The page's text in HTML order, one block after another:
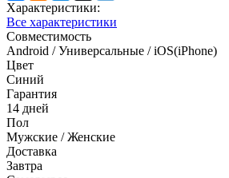
Характеристики:
Все характеристики
Совместимость
Android / Универсальные / iOS(iPhone)
Цвет
Синий
Гарантия
14 дней
Пол
Мужские / Женские
Доставка
Завтра